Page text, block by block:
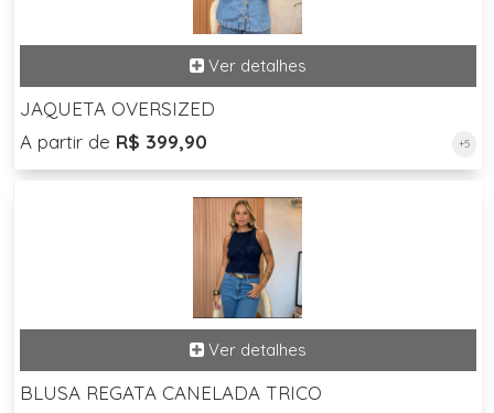
JAQUETA OVERSIZED
A partir de R$ 399,90 +5
BLUSA REGATA CANELADA TRICO